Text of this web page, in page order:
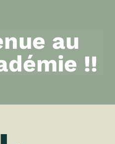
au
!!